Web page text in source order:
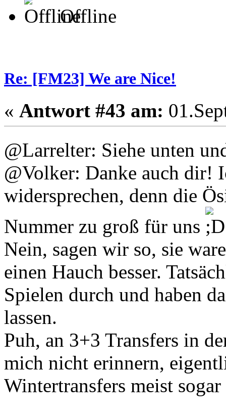
Offline
Re: [FM23] We are Nice!
« Antwort #43 am:
@Larrelter: Siehe unten
@Volker: Danke auch dir!
widersprechen, denn die
Nummer zu groß für uns
Nein, sagen wir so, sie
einen Hauch besser.
Spielen durch und haben
lassen.
Puh, an 3+3 Transfers in
mich nicht erinnern,
Wintertransfers meist